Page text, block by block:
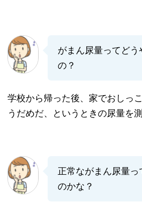
がまん尿量ってどう
の？
学校から帰った後、家でおしっ
うだめだ、というときの尿量を
正常ながまん尿量
のかな？